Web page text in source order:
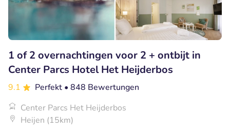
1 of 2 overnachtingen voor 2 + ontbijt in
Center Parcs Hotel Het Heijderbos
9.1 Perfekt • 848 Bewertungen
Center Parcs Het Heijderbos
Heijen (15km)